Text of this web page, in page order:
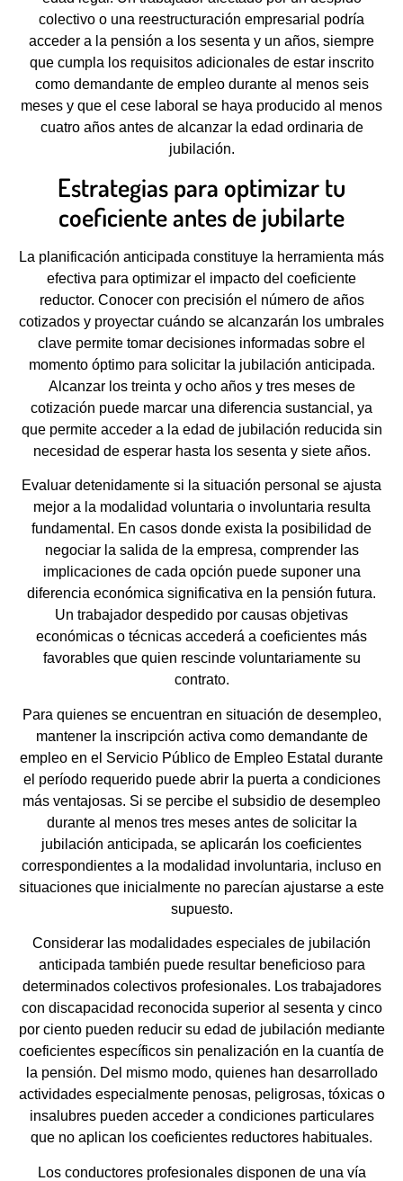
colectivo o una reestructuración empresarial podría
acceder a la pensión a los sesenta y un años, siempre
que cumpla los requisitos adicionales de estar inscrito
como demandante de empleo durante al menos seis
meses y que el cese laboral se haya producido al menos
cuatro años antes de alcanzar la edad ordinaria de
jubilación.
Estrategias para optimizar tu
coeficiente antes de jubilarte
La planificación anticipada constituye la herramienta más
efectiva para optimizar el impacto del coeficiente
reductor. Conocer con precisión el número de años
cotizados y proyectar cuándo se alcanzarán los umbrales
clave permite tomar decisiones informadas sobre el
momento óptimo para solicitar la jubilación anticipada.
Alcanzar los treinta y ocho años y tres meses de
cotización puede marcar una diferencia sustancial, ya
que permite acceder a la edad de jubilación reducida sin
necesidad de esperar hasta los sesenta y siete años.
Evaluar detenidamente si la situación personal se ajusta
mejor a la modalidad voluntaria o involuntaria resulta
fundamental. En casos donde exista la posibilidad de
negociar la salida de la empresa, comprender las
implicaciones de cada opción puede suponer una
diferencia económica significativa en la pensión futura.
Un trabajador despedido por causas objetivas
económicas o técnicas accederá a coeficientes más
favorables que quien rescinde voluntariamente su
contrato.
Para quienes se encuentran en situación de desempleo,
mantener la inscripción activa como demandante de
empleo en el Servicio Público de Empleo Estatal durante
el período requerido puede abrir la puerta a condiciones
más ventajosas. Si se percibe el subsidio de desempleo
durante al menos tres meses antes de solicitar la
jubilación anticipada, se aplicarán los coeficientes
correspondientes a la modalidad involuntaria, incluso en
situaciones que inicialmente no parecían ajustarse a este
supuesto.
Considerar las modalidades especiales de jubilación
anticipada también puede resultar beneficioso para
determinados colectivos profesionales. Los trabajadores
con discapacidad reconocida superior al sesenta y cinco
por ciento pueden reducir su edad de jubilación mediante
coeficientes específicos sin penalización en la cuantía de
la pensión. Del mismo modo, quienes han desarrollado
actividades especialmente penosas, peligrosas, tóxicas o
insalubres pueden acceder a condiciones particulares
que no aplican los coeficientes reductores habituales.
Los conductores profesionales disponen de una vía